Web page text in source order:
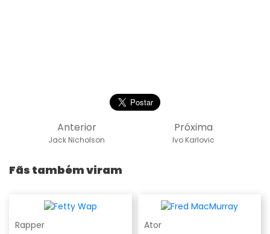
Próxima
Ivo Karlovic
Anterior
Jack Nicholson
Fãs também viram
Rapper Ator